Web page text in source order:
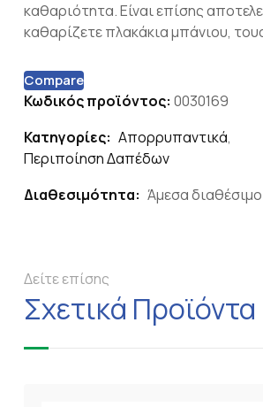
καθαριότητα. Είναι επίσης
καθαρίζετε πλακάκια μπάνιου,
Compare
Κωδικός προϊόντος: 0030169
Κατηγορίες: Απορρυπαντικά,
Περιποίηση Δαπέδων
Διαθεσιμότητα: Άμεσα διαθέσιμο
Δείτε επίσης
Σχετικά Προϊόντα